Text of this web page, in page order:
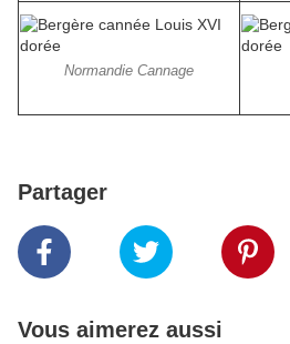
Normandie Cannage
Partager
Vous aimerez aussi